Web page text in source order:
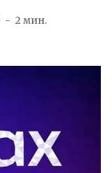
2 мин.